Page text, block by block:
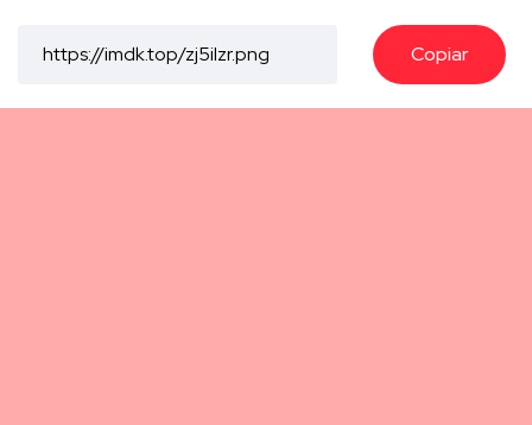
Copiar